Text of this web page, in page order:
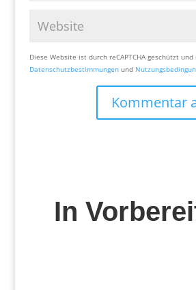
Diese Website ist durch reCAPTCHA geschützt
Datenschutzbestimmungenund
Kommentar
In